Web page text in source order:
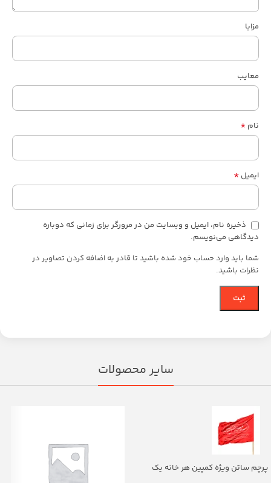
مزایا
معایب
نام *
ایمیل *
ذخیره نام، ایمیل و وبسایت من در مرورگر برای زمانی که دوباره
دیدگاهی می‌نویسم.
شما باید وارد حساب خود شده باشید تا قادر به اضافه کردن تصاویر در
نظرات باشید.
سایر محصولات
پرچم ساتن ویژه کمپین هر خانه یک